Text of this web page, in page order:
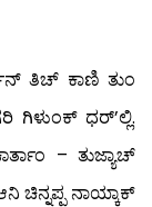
ತಿಚ್ ಕಾಣಿ ತುಂ
ಗಿಳುಂಕ್ ಧರ್’ಲ್ಲಿ.
– ತುಜ್ಯಾಚ್
ಚಿನ್ನಪ್ಪ ನಾಯ್ಕಾಕ್